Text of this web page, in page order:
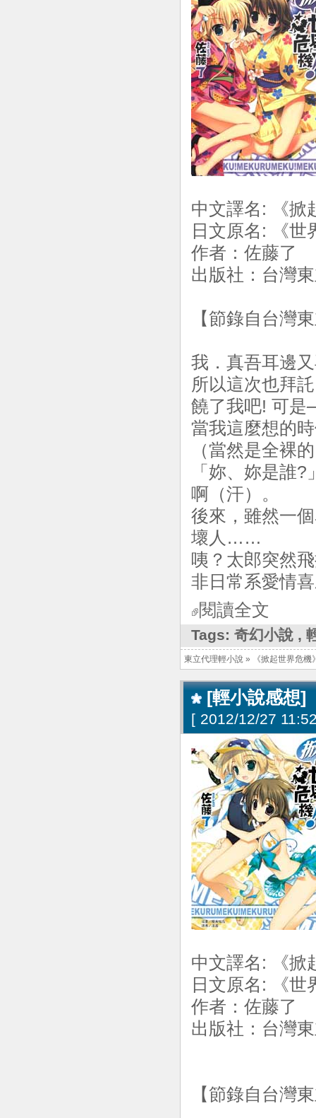
中文譯名: 《
日文原名: 《
作者：佐藤
出版社：台灣
【節錄自台灣
我．真吾耳邊
所以這次也拜
饒了我吧! 可是
當我這麼想的
（當然是全裸
「妳、妳是誰
啊（汗）。
後來，雖然一
壞人……
咦？太郎突然
非日常系愛情
閱讀全文
Tags: 奇幻小說 ,
東立代理輕小說 » 《掀起世界危機
[輕小說感想]
[ 2012/12/27
中文譯名: 《
日文原名: 《
作者：佐藤
出版社：台灣
【節錄自台灣